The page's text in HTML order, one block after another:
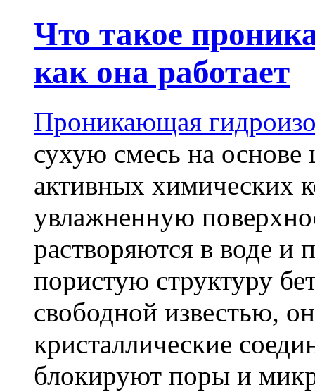
Что такое
как она работает
Проникающая
сухую смесь на основе
активных химических
увлажненную
растворяются в воде и
пористую структуру
свободной известью,
кристаллические
блокируют поры и